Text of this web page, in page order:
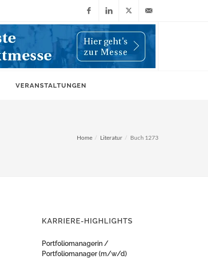
FacebookLinkedIn
X
(Twitter)
info@wiwi-
VERANSTALTUNGEN
Home Literatur Buch 1273
KARRIERE-HIGHLIGHTS
Portfoliomanagerin /
Portfoliomanager (m/w/d)